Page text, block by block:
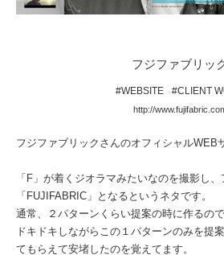
フジファブリッ
#WEBSITE #CLIENT
http://
フジファブリックさんのオフィシャルWEB
「F」が着くジオラマみたいなのを撮影し
「FUJIFABRIC」となるというネタです。
通常、２パターンくらい提案の時に作るの
ドキドキしながらこの１パターンのみを提
てもらえて安堵したのを覚えてます。